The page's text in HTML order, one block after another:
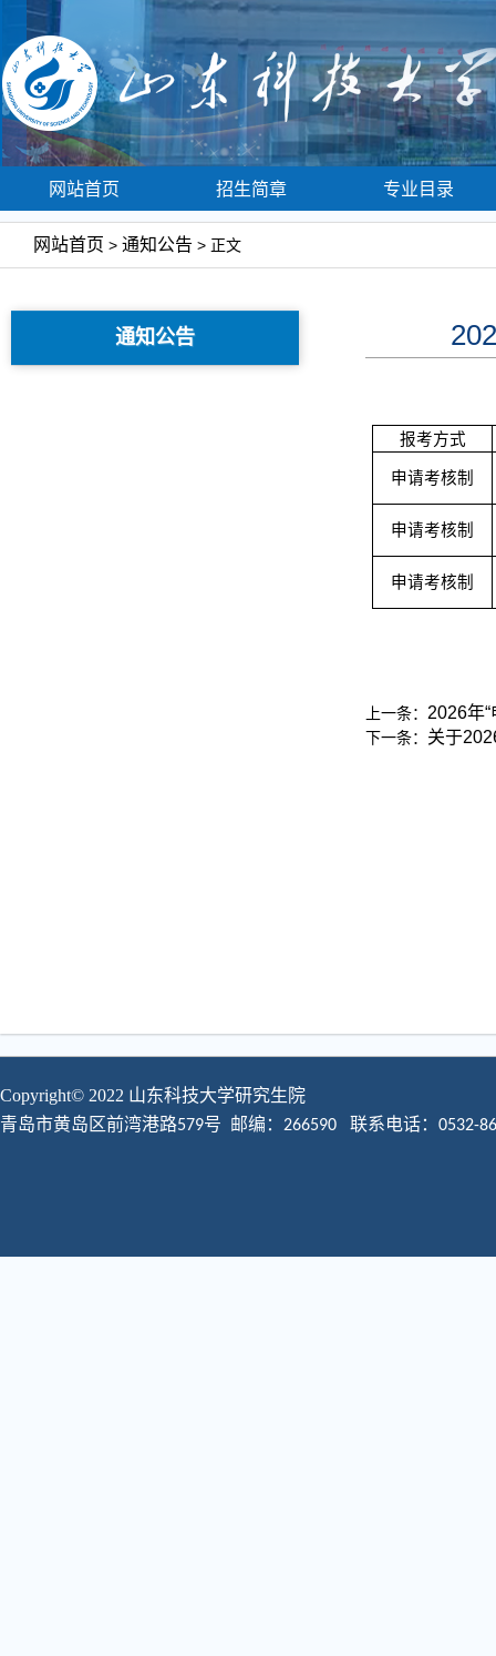
网站首页 招生简章 专业目录
网站首页 > 通知公告 > 正文
通知公告
报考方式
申请考核制
申请考核制
申请考核制
上一条： 2026年
下一条： 关于
Copyright© 2022 山东科技大学研究生院
青岛市黄岛区前湾港路579号 邮编： 266590 联系电话：0532-